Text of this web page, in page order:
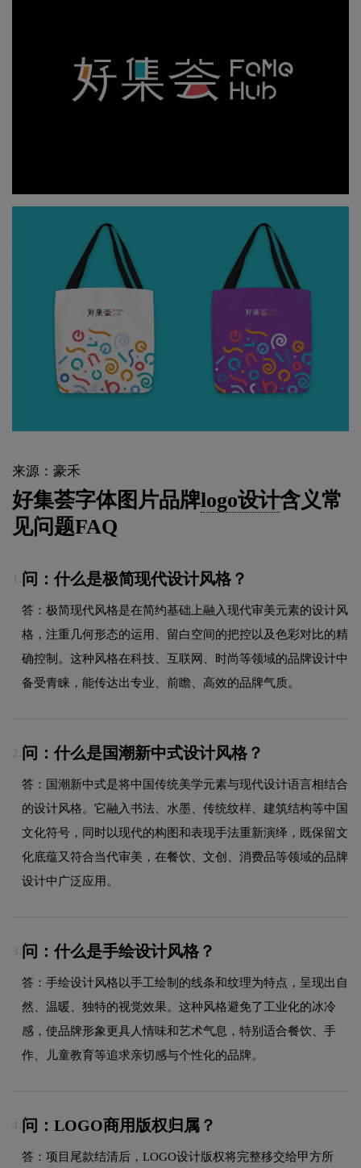
来源：豪禾
好集荟字体图片品牌logo设计含义常
见问题FAQ
问：什么是极简现代设计风格？
答：极简现代风格是在简约基础上融入现代审美元素的设计风
格，注重几何形态的运用、留白空间的把控以及色彩对比的精
确控制。这种风格在科技、互联网、时尚等领域的品牌设计中
备受青睐，能传达出专业、前瞻、高效的品牌气质。
2. 问：什么是国潮新中式设计风格？
答：国潮新中式是将中国传统美学元素与现代设计语言相结合
的设计风格。它融入书法、水墨、传统纹样、建筑结构等中国
文化符号，同时以现代的构图和表现手法重新演绎，既保留文
化底蕴又符合当代审美，在餐饮、文创、消费品等领域的品牌
设计中广泛应用。
3. 问：什么是手绘设计风格？
答：手绘设计风格以手工绘制的线条和纹理为特点，呈现出自
然、温暖、独特的视觉效果。这种风格避免了工业化的冰冷
感，使品牌形象更具人情味和艺术气息，特别适合餐饮、手
作、儿童教育等追求亲切感与个性化的品牌。
4. 问：LOGO商用版权归属？
答：项目尾款结清后，LOGO设计版权将完整移交给甲方所